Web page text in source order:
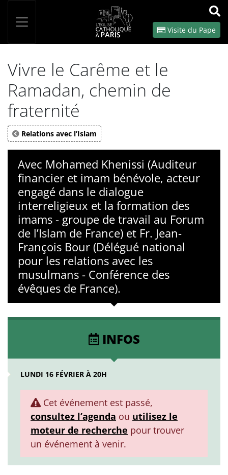
OK
Visite du Pape
Vivre le Carême et le
Ramadan, chemin de
fraternité
Relations avec l’Islam
Avec Mohamed Khenissi (Auditeur
financier et imam bénévole, acteur
engagé dans le dialogue
interreligieux et la formation des
imams - groupe de travail au Forum
de l’Islam de France) et Fr. Jean-
François Bour (Délégué national
pour les relations avec les
musulmans - Conférence des
évêques de France).
INFOS
LUNDI 16 FÉVRIER À 20H
Cet événement est passé,
consultez l’agenda ou utilisez le
moteur de recherche pour trouver
un événement à venir.
Panneau de gestion des cookies